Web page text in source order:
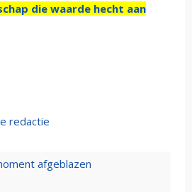
die waarde hecht aan
redactie
afgeblazen